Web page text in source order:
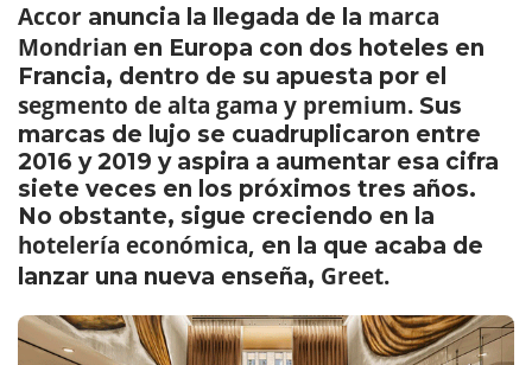
Accor anuncia la llegada de la marca
Mondrian en Europa con dos hoteles en
Francia, dentro de su apuesta por el
segmento de alta gama y premium. Sus
marcas de lujo se cuadruplicaron entre
2016 y 2019 y aspira a aumentar esa cifra
siete veces en los próximos tres años.
No obstante, sigue creciendo en la
hotelería económica, en la que acaba de
lanzar una nueva enseña, Greet.